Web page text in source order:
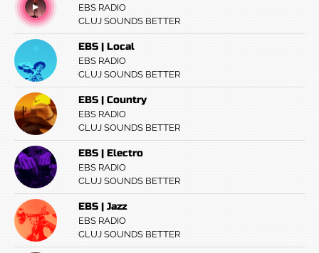
EBS RADIO
CLUJ SOUNDS BETTER
EBS | Local
EBS RADIO
CLUJ SOUNDS BETTER
EBS | Country
EBS RADIO
CLUJ SOUNDS BETTER
EBS | Electro
EBS RADIO
CLUJ SOUNDS BETTER
EBS | Jazz
EBS RADIO
CLUJ SOUNDS BETTER